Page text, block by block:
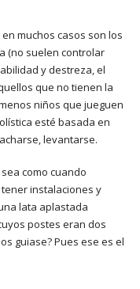
muchos casos son los
(no suelen controlar
y destreza, el
que no tienen la
niños que jueguen
esté basada en
levantarse.
como cuando
instalaciones y
lata aplastada
postes eran dos
guiase? Pues ese es el